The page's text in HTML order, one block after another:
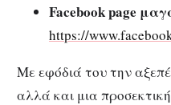
Facebook page
https://
Με εφόδιά του την
αλλά και μια